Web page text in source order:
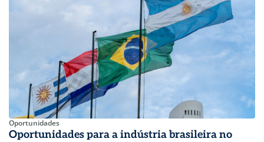
Oportunidades
Oportunidades para a indústria brasileira no